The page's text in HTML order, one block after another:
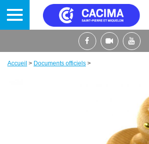
au
Accueil > Documents officiels >